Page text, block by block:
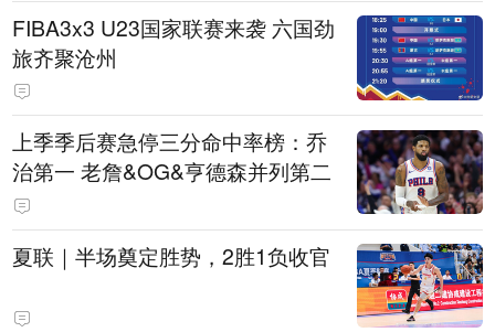
FIBA3x3 U23国家联赛来袭 六国劲
旅齐聚沧州
上季季后赛急停三分命中率榜：乔
治第一 老詹&OG&亨德森并列第二
夏联｜半场奠定胜势，2胜1负收官